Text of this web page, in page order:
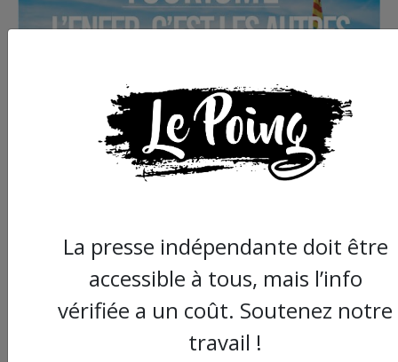
La presse indépendante doit être
accessible à tous, mais l’info
vérifiée a un coût. Soutenez notre
travail !